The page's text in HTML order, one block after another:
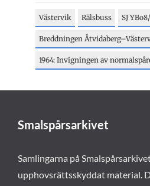
Västervik Rälsbuss SJ
Breddningen
1964: Invigningen av
Smalspårsarkivet
Samlingarna på
upphovsrättsskyddat material.